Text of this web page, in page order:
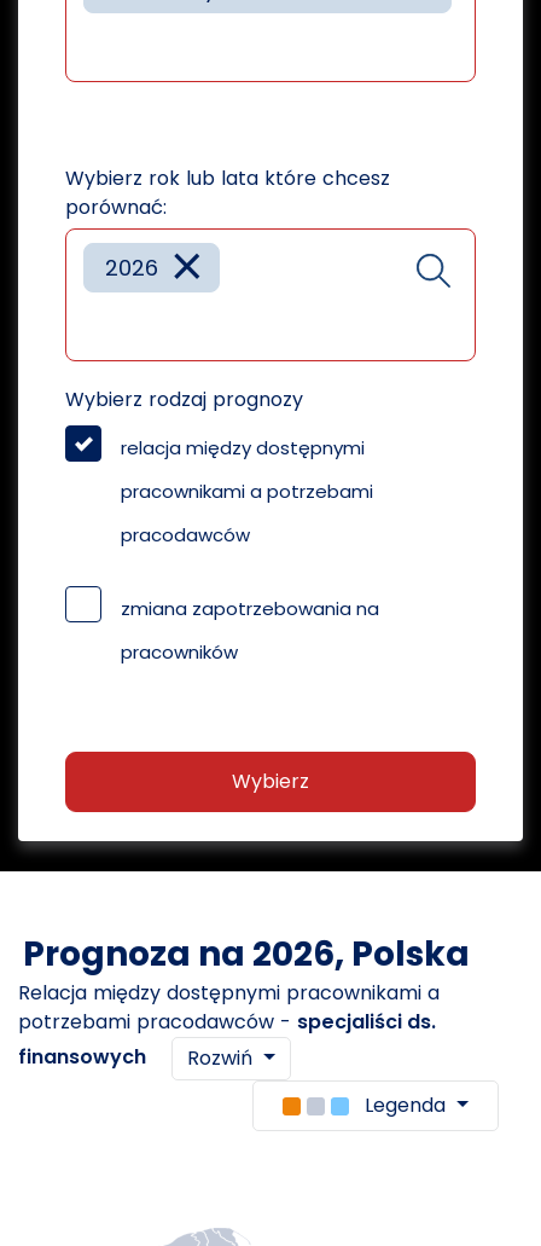
Wybierz rok lub lata które chcesz
porównać:
×
2026
Wybierz rodzaj prognozy
relacja między dostępnymi
pracownikami a potrzebami
pracodawców
zmiana zapotrzebowania na
pracowników
Wybierz
Prognoza na 2026, Polska
Relacja między dostępnymi pracownikami a
potrzebami pracodawców - specjaliści ds.
finansowych
Rozwiń
Legenda